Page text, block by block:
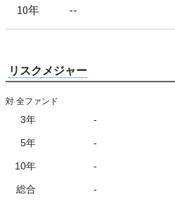
10年 --
リスクメジャー
対 全ファンド
3年 -
5年 -
10年 -
総合 -